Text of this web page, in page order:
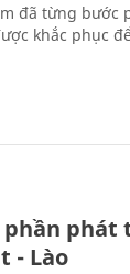
đã từng bước
khắc phục
phát
- Lào